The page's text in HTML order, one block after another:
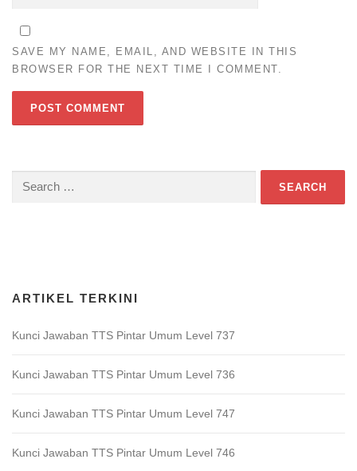
SAVE MY NAME, EMAIL, AND WEBSITE IN THIS
BROWSER FOR THE NEXT TIME I COMMENT.
Search
ARTIKEL TERKINI
Kunci Jawaban TTS Pintar Umum Level 737
Kunci Jawaban TTS Pintar Umum Level 736
Kunci Jawaban TTS Pintar Umum Level 747
Kunci Jawaban TTS Pintar Umum Level 746